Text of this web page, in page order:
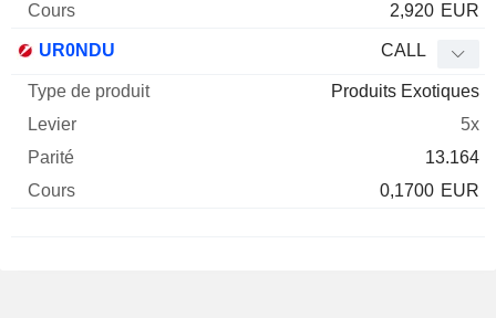
2,920 EUR
UR0NDU CALL
Produits Exotiques
5x
13.164
0,1700 EUR